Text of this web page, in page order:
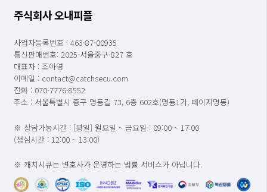
주식회사 오내피플
사업자등록번호 : 463-87-00935
통신판매번호: 2025-서울중구-827 호
대표자 : 조아영
이메일 : contact@catchsecu.com
전화 : 070-7776-8552
주소 : 서울특별시 중구 명동길 73, 6층 602호(명동1가, 페이지명동)
※ 상담가능시간 : [평일] 월요일 ~ 금요일 : 09:00 ~ 17:00
(점심시간 : 12:00 ~ 13:00)
※ 캐치시큐는 변호사가 운영하는 법률 서비스가 아닙니다.